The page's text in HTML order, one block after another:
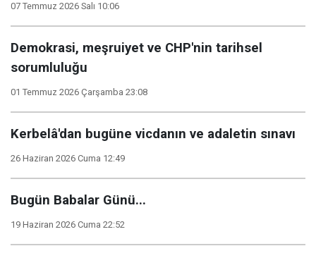
07 Temmuz 2026 Salı 10:06
Demokrasi, meşruiyet ve CHP'nin tarihsel
sorumluluğu
01 Temmuz 2026 Çarşamba 23:08
Kerbelâ'dan bugüne vicdanın ve adaletin sınavı
26 Haziran 2026 Cuma 12:49
Bugün Babalar Günü...
19 Haziran 2026 Cuma 22:52